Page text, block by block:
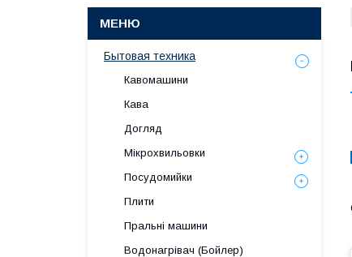
Бытовая техника
Кавомашини
Кава
Догляд
Мікрохвильовки
Посудомийки
Плити
Пральні машини
Водонагрівач (Бойлер)